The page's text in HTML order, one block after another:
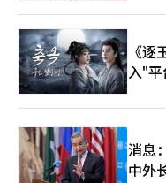
之际，仁川国际机场1号
【图片来源 韩联社】
《
入"
消息
中外